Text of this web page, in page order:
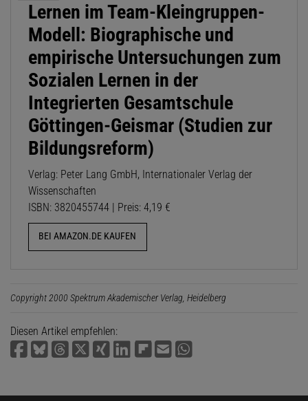
Lernen im Team-Kleingruppen-
Modell: Biographische und
empirische Untersuchungen zum
Sozialen Lernen in der
Integrierten Gesamtschule
Göttingen-Geismar (Studien zur
Bildungsreform)
Verlag: Peter Lang GmbH, Internationaler Verlag der
Wissenschaften
ISBN: 3820455744 | Preis: 4,19 €
BEI AMAZON.DE KAUFEN
Copyright 2000 Spektrum Akademischer Verlag, Heidelberg
Diesen Artikel empfehlen: